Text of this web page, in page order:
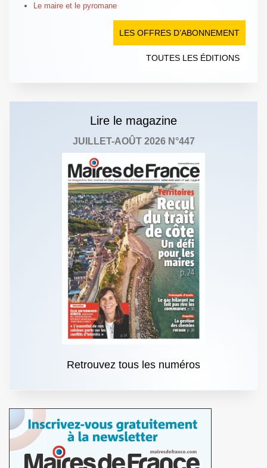
Le maire et le pyromane
LES OFFRES D’ABONNEMENT
TOUTES LES ÉDITIONS
Lire le magazine
JUILLET-AOÛT 2026 N°447
Retrouvez tous les numéros